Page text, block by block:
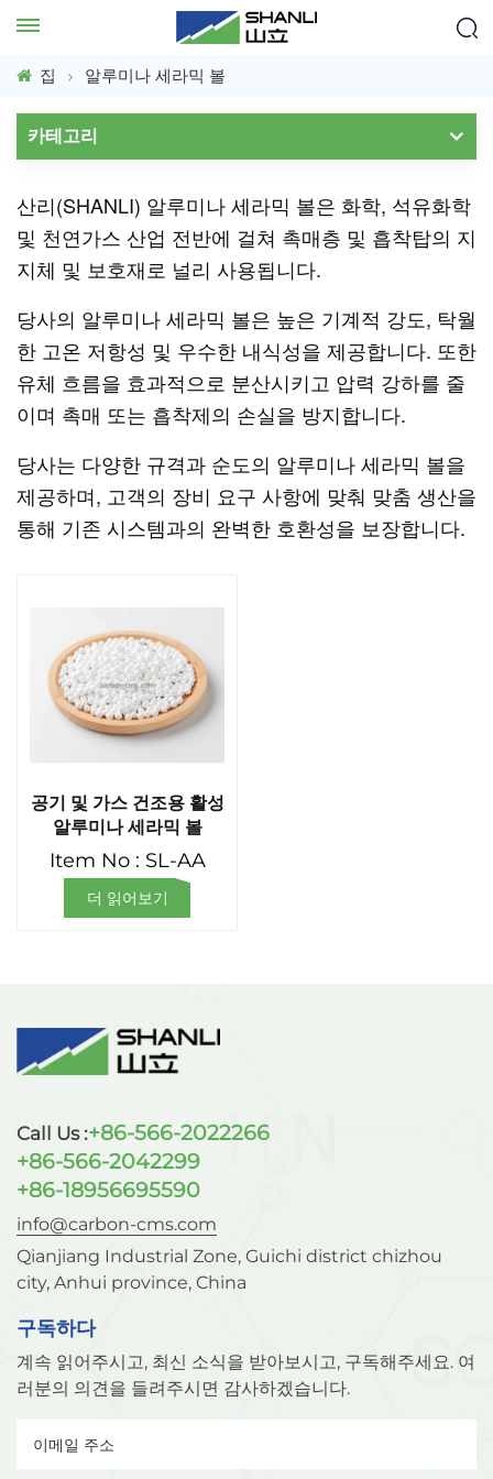
집 알루미나 세라믹 볼
카테고리
산리(SHANLI) 알루미나 세라믹 볼은 화학, 석유화학
및 천연가스 산업 전반에 걸쳐 촉매층 및 흡착탑의 지
지체 및 보호재로 널리 사용됩니다.
당사의 알루미나 세라믹 볼은 높은 기계적 강도, 탁월
한 고온 저항성 및 우수한 내식성을 제공합니다. 또한
유체 흐름을 효과적으로 분산시키고 압력 강하를 줄
이며 촉매 또는 흡착제의 손실을 방지합니다.
당사는 다양한 규격과 순도의 알루미나 세라믹 볼을
제공하며, 고객의 장비 요구 사항에 맞춰 맞춤 생산을
통해 기존 시스템과의 완벽한 호환성을 보장합니다.
공기 및 가스 건조용 활성
알루미나 세라믹 볼
Item No : SL-AA
더 읽어보기
Call Us :+86-566-2022266
+86-566-2042299
+86-18956695590
info@carbon-cms.com
Qianjiang Industrial Zone, Guichi district chizhou
city, Anhui province, China
구독하다
계속 읽어주시고, 최신 소식을 받아보시고, 구독해주세요. 여
러분의 의견을 들려주시면 감사하겠습니다.